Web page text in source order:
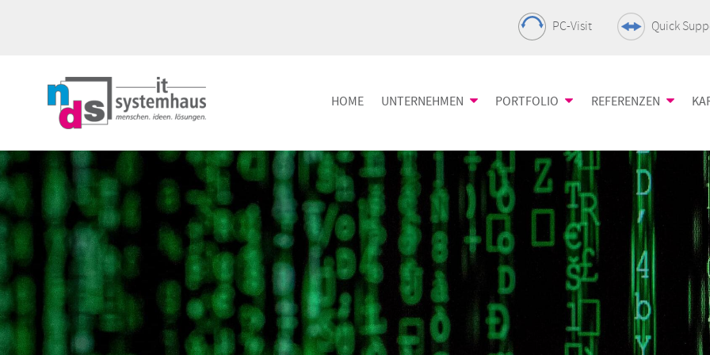
PC-Visit Quick
HOME UNTERNEHMEN
Fakten
Informationen über die nds
Vorgehensweise
Unsere Projekt-Philosophie
Nachhaltiges Handeln
Unser Engagement
Collaboration Welt
Mehr als nur Seminarräume
PORTFOLIO
IT-Betrieb, Managed IT +
Outsourcing
Verfügbarkeit und Flexibilität
vCompany
IT-Infrastruktur in der Cloud
nubo.x
Andere nennen es Cloud
Maintenance Services
Höchste IT-Verfügbarkeit
Consulting
Nutzen Sie unsere IT-
Expertise
Passive Netzwerktechnik
Hardwarenahe
Dienstleistungen
Datenschutz
DSGVO & Co.
Netzwerk
Die Basis der IT-
Infrastruktur
Unified Communication
+ Collaboration
All-IP-Lösung für Ihr
Unternehmen
IT-Sicherheit
Schutz Ihres Netzwerks
Server
Der Motor
Infrastruktur
Optimierung
Kapazitäten
Datacenter
Flexibel,
professionell
REFERENZEN
Success Stories
Projekte sagen